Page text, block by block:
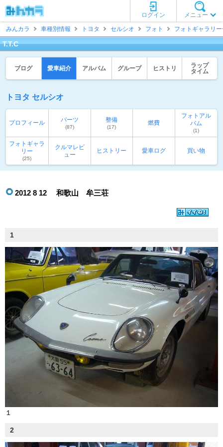
メニュー
ログイン
みんカラ
車種別情報 トヨタ セルシオ フォト フォトギャラリ
T.T.C
ブログ 愛車紹介 アルバム グループ ヒストリ
ラップ
タイム
トヨタ セルシオ
プロフィール パーツ
(87)
整備
(17)
燃費
フォトアル
バム
(1)
フォトギャラ
リー
(25)
クルマレビ
ュー
ヒストリー 愛車ログ 買い物
2012 8 12 和歌山 牟三荘
1
１
2